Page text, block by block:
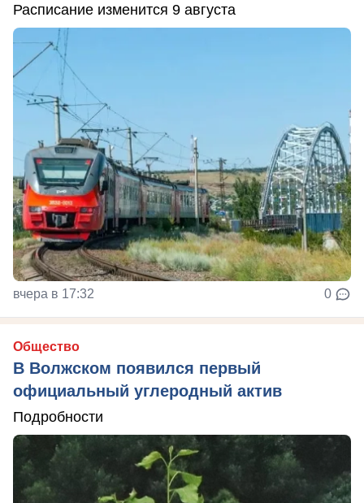
Расписание изменится 9 августа
вчера в 17:32 0
Общество
В Волжском появился первый
официальный углеродный актив
Подробности